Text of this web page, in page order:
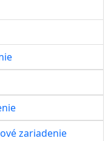
zariadenie